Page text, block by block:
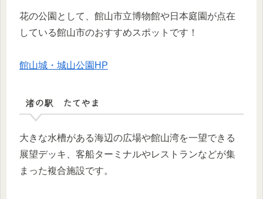
花の公園として、館山市立博物館や日本庭園が点在
している館山市のおすすめスポットです！
館山城・城山公園HP
渚の駅 たてやま
大きな水槽がある海辺の広場や館山湾を一望できる
展望デッキ、客船ターミナルやレストランなどが集
まった複合施設です。